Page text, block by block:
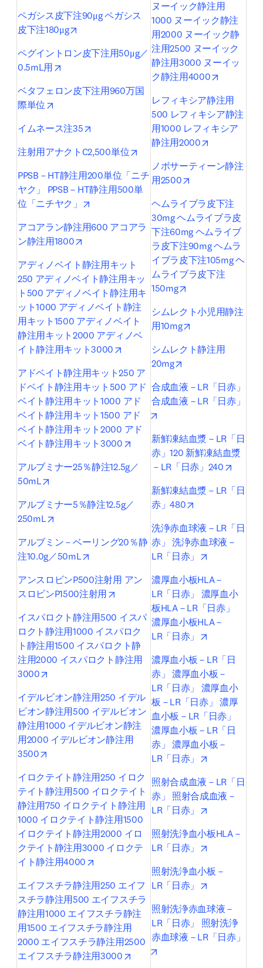
ペガシス皮下注90μg ペガシス
皮下注180μg
opens in new tab/window
ペグイントロン皮下注用50μg／
0.5mL用
opens in new tab/window
ベタフェロン皮下注用960万国
際単位
opens in new tab/window
イムネース注35 opens in new tab/window
注射用アナクトC2,500単位
PPSB－HT静注用200単位「ニチ
ヤク」 PPSB－HT静注用500単
位「ニチヤク」
opens in new tab/window
アコアラン静注用600 アコアラ
ン静注用1800
opens in new tab/window
アディノベイト静注用キット
250 アディノベイト静注用キッ
ト500 アディノベイト静注用キ
ット1000 アディノベイト静注
用キット1500 アディノベイト
静注用キット2000 アディノベ
イト静注用キット3000
opens in new tab/window
アドベイト静注用キット250 ア
ドベイト静注用キット500 アド
ベイト静注用キット1000 アド
ベイト静注用キット1500 アド
ベイト静注用キット2000 アド
ベイト静注用キット3000
opens in new tab/window
アルブミナー25％静注12.5g／
50mL
アルブミナー5％静注12.5g／
250mL
アルブミン－ベーリング20％静
注10.0g／50mL
opens in new tab/window
アンスロビンP500注射用 アン
スロビンP1500注射用
opens in new tab/window
イスパロクト静注用500 イスパ
ロクト静注用1000 イスパロク
ト静注用1500 イスパロクト静
注用2000 イスパロクト静注用
3000
イデルビオン静注用250 イデル
ビオン静注用500 イデルビオン
静注用1000 イデルビオン静注
用2000 イデルビオン静注用
3500
イロクテイト静注用250 イロク
テイト静注用500 イロクテイト
静注用750 イロクテイト静注用
1000 イロクテイト静注用1500
イロクテイト静注用2000 イロ
クテイト静注用3000 イロクテ
イト静注用4000
エイフスチラ静注用250 エイフ
スチラ静注用500 エイフスチラ
静注用1000 エイフスチラ静注
用1500 エイフスチラ静注用
2000 エイフスチラ静注用2500
エイフスチラ静注用3000
opens in new tab/window
ヌーイック静注用
1000 ヌーイック静注
用2000 ヌーイック静
注用2500 ヌーイック
静注用3000 ヌーイッ
ク静注用4000
レフィキシア静注用
500 レフィキシア静注
用1000 レフィキシア
静注用2000
ノボサーティーン静注
用2500
ヘムライブラ皮下注
30mg ヘムライブラ皮
下注60mg ヘムライブ
ラ皮下注90mg ヘムラ
イブラ皮下注105mg ヘ
ムライブラ皮下注
150mg
シムレクト小児用静注
用10mg
シムレクト静注用
20mg
合成血液－LR「日赤」
合成血液－LR「日赤」
新鮮凍結血漿－LR「日
赤」120 新鮮凍結血漿
－LR「日赤」240
新鮮凍結血漿－LR「日
赤」480
洗浄赤血球液－LR「日
赤」 洗浄赤血球液－
LR「日赤」
濃厚血小板HLA－
LR「日赤」 濃厚血小
板HLA－LR「日赤」
濃厚血小板HLA－
LR「日赤」
濃厚血小板－LR「日
赤」 濃厚血小板－
LR「日赤」 濃厚血小
板－LR「日赤」 濃厚
血小板－LR「日赤」
濃厚血小板－LR「日
赤」 濃厚血小板－
LR「日赤」
照射合成血液－LR「日
赤」 照射合成血液－
LR「日赤」
照射洗浄血小板HLA－
LR「日赤」
照射洗浄血小板－
LR「日赤」
照射洗浄赤血球液－
LR「日赤」 照射洗浄
赤血球液－LR「日赤」